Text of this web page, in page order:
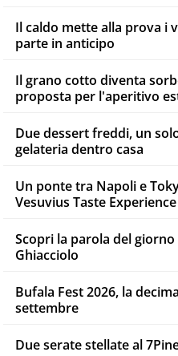
Il caldo mette alla prova i
parte in anticipo
Il grano cotto diventa
proposta per l'aperitivo
Due dessert freddi, un
gelateria dentro casa
Un ponte tra Napoli e
Vesuvius Taste
Scopri la parola del
Ghiacciolo
Bufala Fest 2026, la
settembre
Due serate stellate al